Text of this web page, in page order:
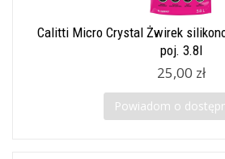
Calitti Micro Crystal Żwirek
poj. 3.8l
25,00 zł
Powiadom o